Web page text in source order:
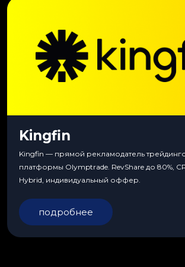
Kingfin
Kingfin — прямой рекламодатель
платформы Olymptrade. RevShare до 80%,
Hybrid, индивидуальный оффер.
подробнее